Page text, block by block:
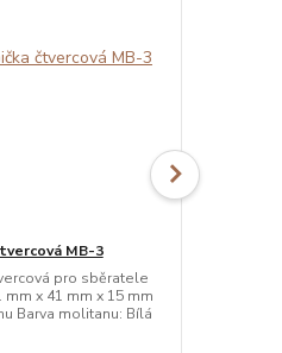
MB-3
pro sběratele
mm x 41 mm x 15 mm
Barva molitanu: Bílá